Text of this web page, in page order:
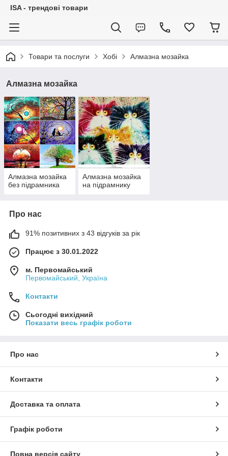
ISA - трендові товари
Товари та послуги Хобі Алмазна мозайка
Алмазна мозайка
Алмазна мозайка
без підрамника
Алмазна мозайка
на підрамнику
Про нас
91% позитивних з 43 відгуків за рік
Працює з 30.01.2022
м. Первомайський
Первомайський, Україна
Контакти
Сьогодні вихідний
Показати весь графік роботи
Про нас
Контакти
Доставка та оплата
Графік роботи
Повна версія сайту